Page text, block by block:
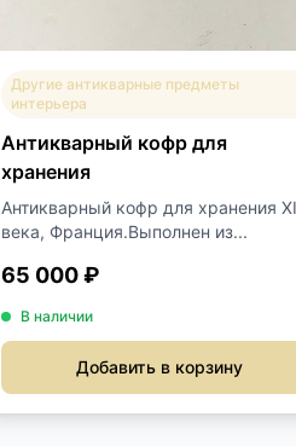
Другие антикварные предметы
интерьера
Антикварный кофр для
хранения
Антикварный кофр для хранения
века, Франция.Выполнен из...
65 000 ₽
В наличии
Добавить в корзину